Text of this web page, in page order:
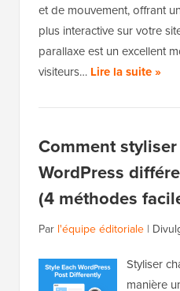
et de mouvement, offrant
plus interactive sur votre
parallaxe est un excellent
visiteurs… Lire la suite »
Comment
WordPress
(4 méthodes
Par l'équipe éditoriale |
Styliser
manière